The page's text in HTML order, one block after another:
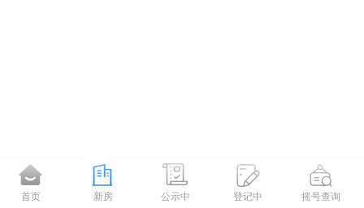
首页 新房 公示中 登记中 摇号查询